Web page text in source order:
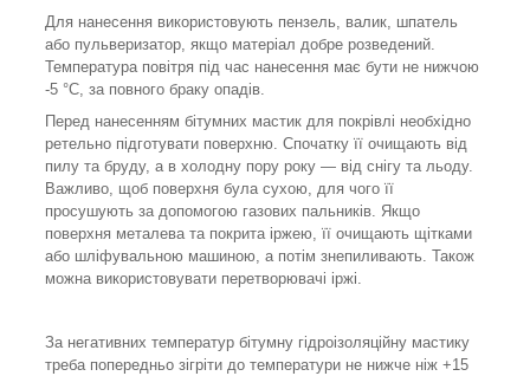
Для нанесення використовують пензель, валик, шпатель
або пульверизатор, якщо матеріал добре розведений.
Температура повітря під час нанесення має бути не нижчою
-5 °C, за повного браку опадів.
Перед нанесенням бітумних мастик для покрівлі необхідно
ретельно підготувати поверхню. Спочатку її очищають від
пилу та бруду, а в холодну пору року — від снігу та льоду.
Важливо, щоб поверхня була сухою, для чого її
просушують за допомогою газових пальників. Якщо
поверхня металева та покрита іржею, її очищають щітками
або шліфувальною машиною, а потім знепиливають. Також
можна використовувати перетворювачі іржі.
За негативних температур бітумну гідроізоляційну мастику
треба попередньо зігріти до температури не нижче ніж +15